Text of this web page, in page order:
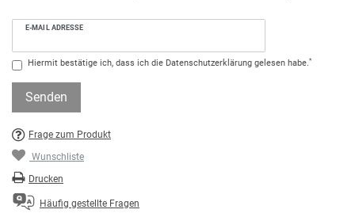
E-MAIL ADRESSE
Hiermit bestätige ich, dass ich die Daten­schutz­erklärung gelesen habe.*
Senden
Frage zum Produkt
Wunschliste
Drucken
Häufig gestellte Fragen